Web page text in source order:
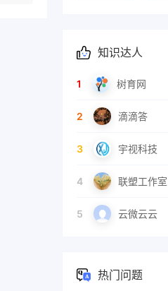
知识达人
1 树育网
2 滴滴答
3 宇视科技
4 联塑工作室
5 云微云云
热门问题